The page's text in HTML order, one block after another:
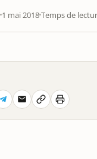
1 mai 2018Temps de